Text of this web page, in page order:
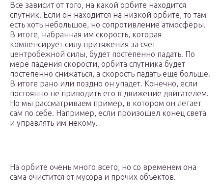
Все зависит от того, на какой орбите находится
спутник. Если он находится на низкой орбите, то там
есть хоть небольшое, но сопротивление атмосферы.
В итоге, набранная им скорость, которая
компенсирует силу притяжения за счет
центробежной силы, будет постепенно падать. По
мере падения скорости, орбита спутника будет
постепенно снижаться, а скорость падать еще больше.
В итоге рано или поздно он упадет. Конечно, если
постоянно не приводить его в движение двигателем.
Но мы рассматриваем пример, в котором он летает
сам по себе. Например, если произошел конец света
и управлять им некому.
На орбите очень много всего, но со временем она
сама очистится от мусора и прочих объектов.